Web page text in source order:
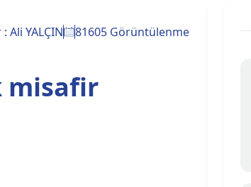
Ali YALÇIN 81605 Görüntülenme
misafir